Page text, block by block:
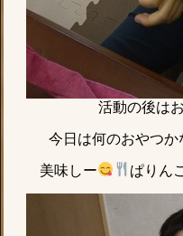
活動の後は
今日は何のおやつ
美味しー ぱりん